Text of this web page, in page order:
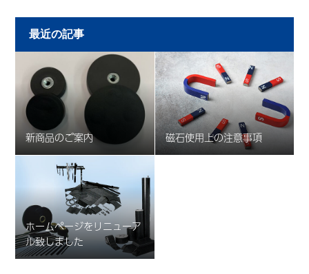
最近の記事
新商品のご案内 磁石使用上の注意事項
ホームページをリニューア
ル致しました